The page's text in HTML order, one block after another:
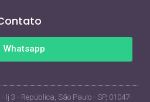
Whatsapp
lj 3 - República, São Paulo - SP, 01047-